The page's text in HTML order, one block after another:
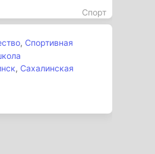
Спорт
, Спортивная
, Сахалинская